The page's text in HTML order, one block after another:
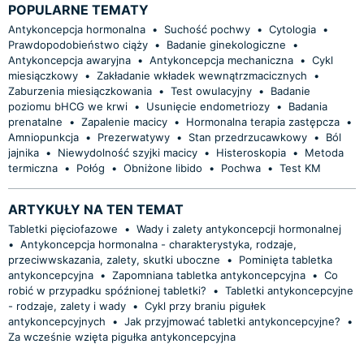
POPULARNE TEMATY
Antykoncepcja hormonalna • Suchość pochwy • Cytologia •
Prawdopodobieństwo ciąży • Badanie ginekologiczne
•
Antykoncepcja awaryjna • Antykoncepcja mechaniczna • Cykl
miesiączkowy • Zakładanie wkładek wewnątrzmacicznych
•
Zaburzenia miesiączkowania • Test owulacyjny •
Badanie
poziomu bHCG we krwi • Usunięcie endometriozy •
Badania
prenatalne
• Zapalenie macicy • Hormonalna terapia zastępcza •
Amniopunkcja • Prezerwatywy • Stan przedrzucawkowy •
Ból
jajnika • Niewydolność szyjki macicy • Histeroskopia •
Metoda
termiczna • Połóg • Obniżone libido • Pochwa • Test KM
ARTYKUŁY NA TEN TEMAT
Tabletki pięciofazowe • Wady i zalety antykoncepcji hormonalnej
• Antykoncepcja hormonalna - charakterystyka, rodzaje,
przeciwwskazania, zalety, skutki uboczne
•
Pominięta tabletka
antykoncepcyjna • Zapomniana tabletka antykoncepcyjna • Co
robić w przypadku spóźnionej tabletki?
• Tabletki antykoncepcyjne
- rodzaje, zalety i wady • Cykl przy braniu pigułek
antykoncepcyjnych
• Jak przyjmować tabletki antykoncepcyjne?
•
Za wcześnie wzięta pigułka antykoncepcyjna